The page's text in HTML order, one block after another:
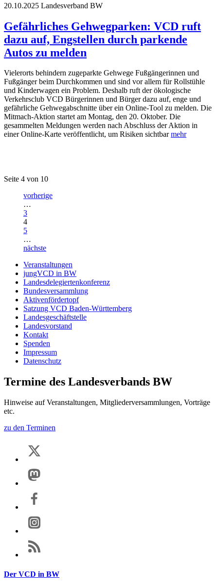
20.10.2025 Landesverband BW
Gefährliches Gehwegparken: VCD ruft
dazu auf, Engstellen durch parkende
Autos zu melden
Vielerorts behindern zugeparkte Gehwege Fußgängerinnen und
Fußgänger beim Durchkommen und sind vor allem für Rollstühle
und Kinderwagen ein Problem. Deshalb ruft der ökologische
Verkehrsclub VCD Bürgerinnen und Bürger dazu auf, enge und
gefährliche Gehwegabschnitte über ein Online-Tool zu melden. Die
Mitmach-Aktion startet am Montag, den 20. Oktober. Die
gesammelten Meldungen werden nach Abschluss der Aktion in
einer Online-Karte veröffentlicht, um Risiken sichtbarmehr
Seite 4 von 10
vorherige
…
3
4
5
…
nächste
Veranstaltungen
jungVCD in BW
Landesdelegiertenkonferenz
Bundesversammlung
Aktivenfördertopf
Satzung VCD Baden-Württemberg
Landesgeschäftstelle
Landesvorstand
Kontakt
Spenden
Impressum
Datenschutz
Termine des Landesverbands BW
Hinweise auf Veranstaltungen, Mitgliederversammlungen, Vorträge
etc.
zu den Terminen
Der VCD in BW